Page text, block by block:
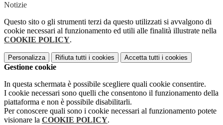
Notizie
Questo sito o gli strumenti terzi da questo utilizzati si avvalgono di
cookie necessari al funzionamento ed utili alle finalità illustrate nella
COOKIE POLICY.
Personalizza Rifiuta tutti i cookies Accetta tutti i cookies
Gestione cookie
In questa schermata è possibile scegliere quali cookie consentire.
I cookie necessari sono quelli che consentono il funzionamento della
piattaforma e non è possibile disabilitarli.
Per conoscere quali sono i cookie necessari al funzionamento potete
visionare la COOKIE POLICY.